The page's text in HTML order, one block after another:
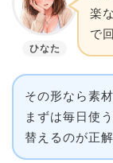
ひなた
楽
で
その形なら素
まずは毎日使
替えるのが正解